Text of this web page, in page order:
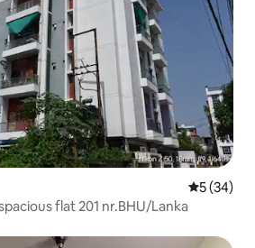
5 (34)
flat 201 nr.BHU/Lanka